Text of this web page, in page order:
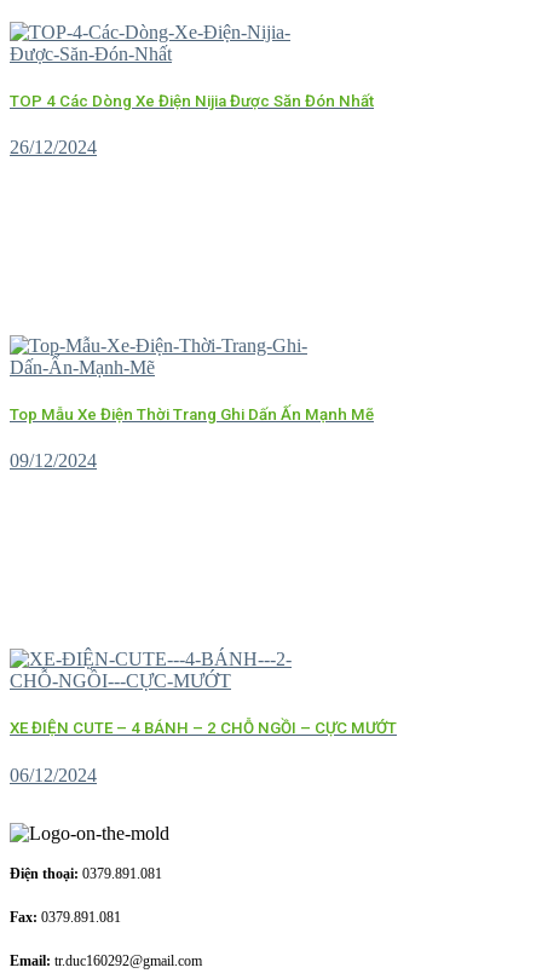
TOP 4 Các Dòng Xe Điện Nijia Được Săn Đón Nhất
26/12/2024
Top Mẫu Xe Điện Thời Trang Ghi Dấn Ấn Mạnh Mẽ
09/12/2024
XE ĐIỆN CUTE – 4 BÁNH – 2 CHỖ NGỒI – CỰC MƯỚT
06/12/2024
Điện thoại: 0379.891.081
Fax: 0379.891.081
Email: tr.duc160292@gmail.com